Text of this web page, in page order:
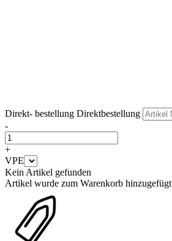
Direkt- bestellung Direktbestellung
-
+
VPE
Kein Artikel gefunden
Artikel wurde zum Warenkorb hinzugefügt